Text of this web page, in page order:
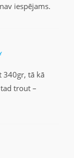
iespējams.
340gr, tā kā
trout –